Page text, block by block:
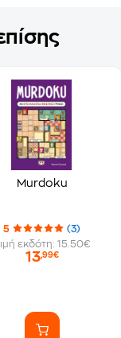
Murdoku
5
(3)
εκδότη: 15.50€
13,99€